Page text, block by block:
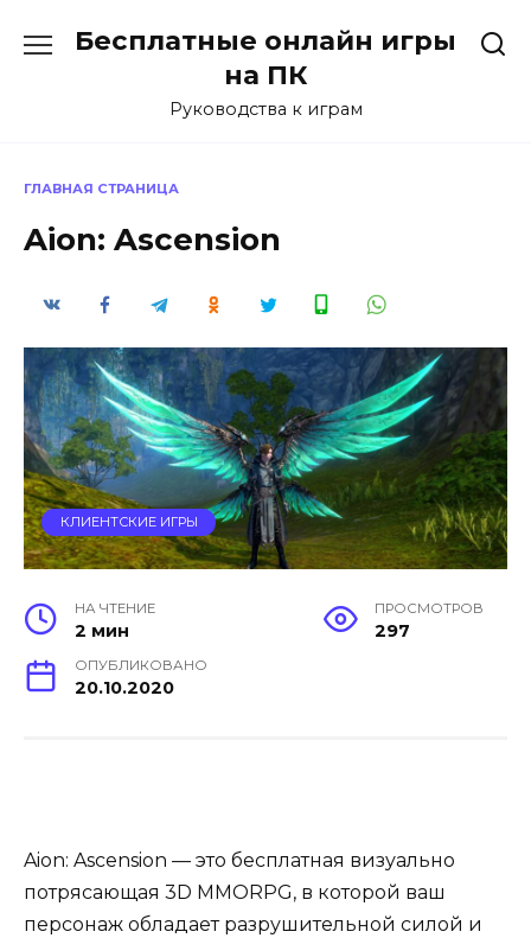
Бесплатные онлайн игры
на ПК
Руководства к играм
ГЛАВНАЯ СТРАНИЦА
Aion: Ascension
КЛИЕНТСКИЕ ИГРЫ
НА ЧТЕНИЕ
2 мин
ПРОСМОТРОВ
297
ОПУБЛИКОВАНО
20.10.2020
Aion: Ascension — это бесплатная визуально
потрясающая 3D MMORPG, в которой ваш
персонаж обладает разрушительной силой и